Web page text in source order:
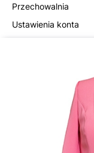
Przechowalnia
Ustawienia konta
Dane do przelewu